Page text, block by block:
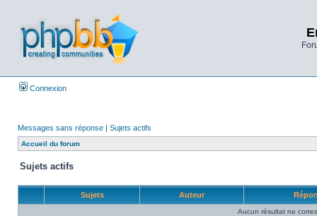
Connexion
Messages sans réponse | Sujets actifs
Accueil du forum
Sujets actifs
Sujets Auteur
Aucun résultat ne